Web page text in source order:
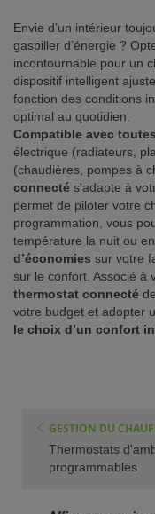
CLIENT)
Envie d’un intérieur
gaspiller d’énergie ?
incontournable pour un
dispositif intelligent
fonction des conditions
optimal au quotidien.
Compatible avec
électrique (radiateurs,
(chaudières, pompes à
connecté s'adapte à
permet de piloter votre
programmation, vous
température la nuit ou
d’économies sur votre
sur le confort. Associé à
thermostat connecté
votre budget et adopter
le choix d’un confort
GESTION DU
Thermostats
programmables